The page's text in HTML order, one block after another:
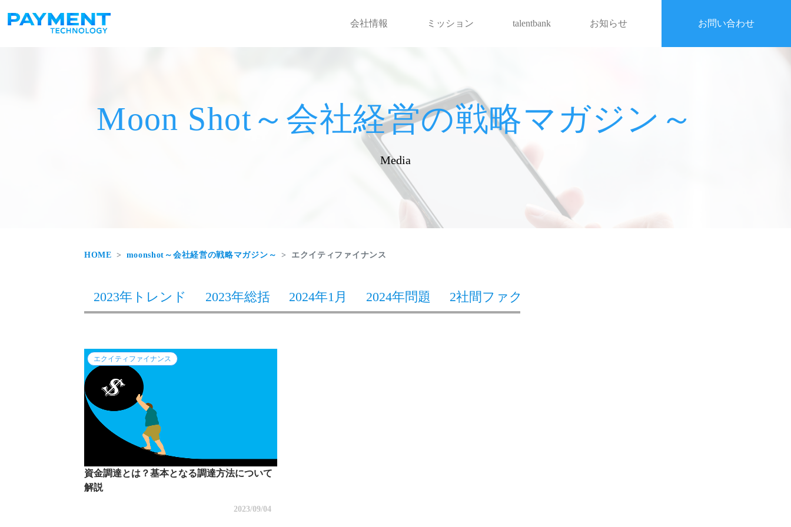
コンテンツへスキップ
メインナビゲーション 会社情報 ミッション talentbank お知らせ お問い合わせ
Moon Shot～会社経営の戦略マガジン～
Media
HOME moonshot～会社経営の戦略マガジン～ エクイティファイナンス
2023年トレンド 2023年総括 2024年1月 2024年問題 2社間ファクタリング
エクイティファイナンス
資金調達とは？基本となる調達方法について
解説
2023/09/04